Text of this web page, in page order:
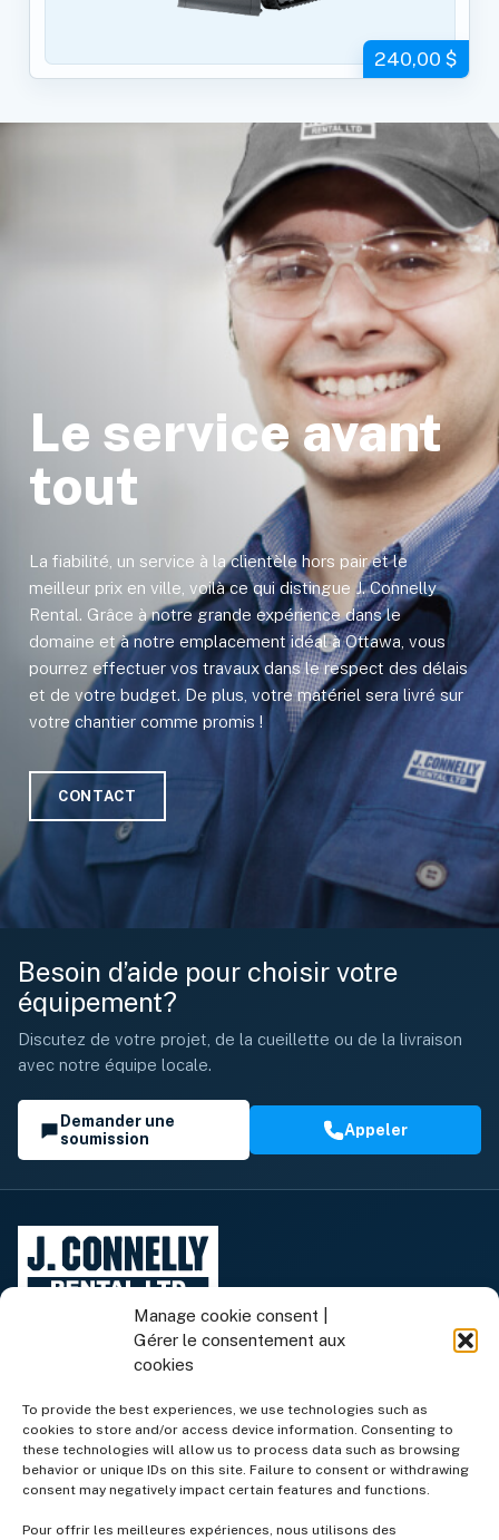
Manage cookie consent |
Gérer le consentement aux
cookies
To provide the best experiences, we use technologies such as
cookies to store and/or access device information. Consenting to
these technologies will allow us to process data such as browsing
behavior or unique IDs on this site. Failure to consent or withdrawing
consent may negatively impact certain features and functions.
Pour offrir les meilleures expériences, nous utilisons des
240,00 $
Le service avant
tout
La fiabilité, un service à la clientèle hors pair et le
meilleur prix en ville, voilà ce qui distingue J. Connelly
Rental. Grâce à notre grande expérience dans le
domaine et à notre emplacement idéal à Ottawa, vous
pourrez effectuer vos travaux dans le respect des délais
et de votre budget. De plus, votre matériel sera livré sur
votre chantier comme promis !
CONTACT
Besoin d’aide pour choisir votre
équipement?
Discutez de votre projet, de la cueillette ou de la livraison
avec notre équipe locale.
Demander une
soumission
Appeler
Équipement de location